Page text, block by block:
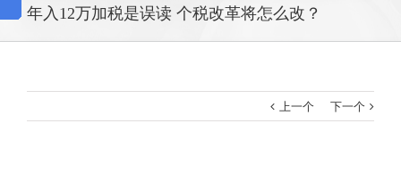
年入12万加税是误读 个税改革将怎么改？
上一个 下一个